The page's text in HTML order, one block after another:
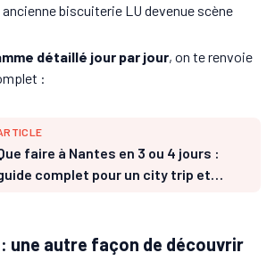
ancienne biscuiterie LU devenue scène
détaillé jour par jour, on te renvoie
:
faire à Nantes en 3 ou 4 jours :
complet pour un city trip et
une autre façon de découvrir